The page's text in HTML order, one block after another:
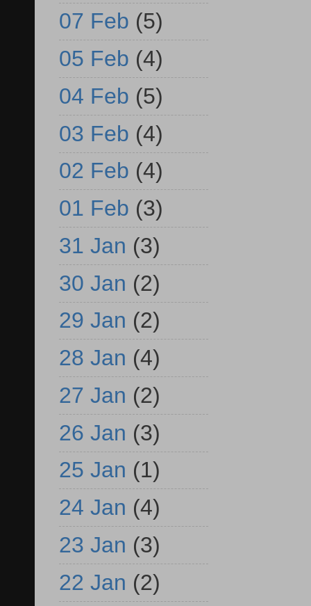
07 Feb (5)
05 Feb (4)
04 Feb (5)
03 Feb (4)
02 Feb (4)
01 Feb (3)
31 Jan (3)
30 Jan (2)
29 Jan (2)
28 Jan (4)
27 Jan (2)
26 Jan (3)
25 Jan (1)
24 Jan (4)
23 Jan (3)
22 Jan (2)